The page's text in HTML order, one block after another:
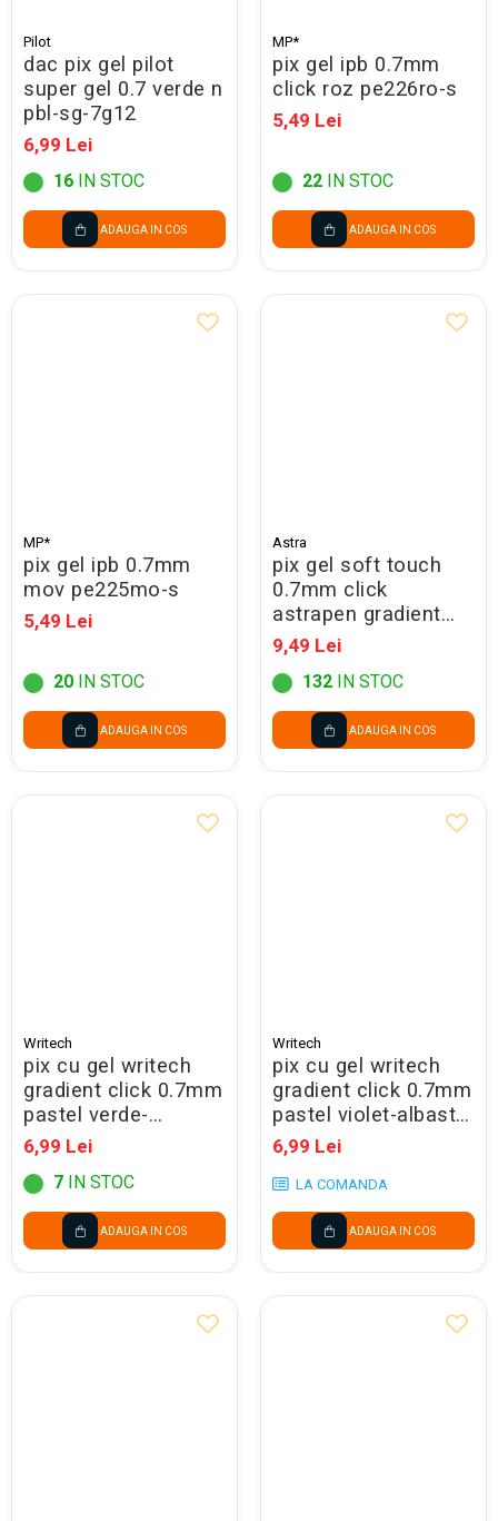
Pilot
dac pix gel pilot
super gel 0.7 verde n
pbl-sg-7g12
6,99 Lei
16 IN STOC
ADAUGA IN COS
MP*
pix gel ipb 0.7mm
click roz pe226ro-s
5,49 Lei
22 IN STOC
ADAUGA IN COS
MP*
pix gel ipb 0.7mm
mov pe225mo-s
5,49 Lei
20 IN STOC
ADAUGA IN COS
Astra
pix gel soft touch
0.7mm click
astrapen gradient
neon 201024001
9,49 Lei
132 IN STOC
ADAUGA IN COS
Writech
pix cu gel writech
gradient click 0.7mm
pastel verde-
albastru
260029/260066/260033
6,99 Lei
7 IN STOC
ADAUGA IN COS
Writech
pix cu gel writech
gradient click 0.7mm
pastel violet-albastru
260032/260066/
6,99 Lei
LA COMANDA
ADAUGA IN COS